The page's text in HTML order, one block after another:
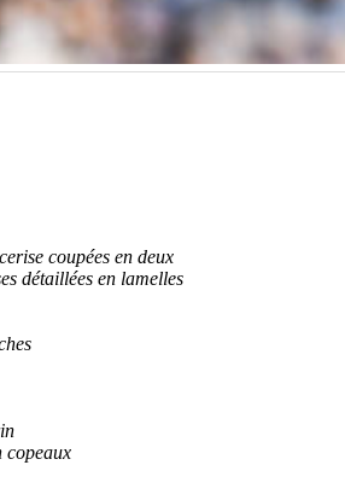
coupées en deux
détaillées en lamelles
copeaux